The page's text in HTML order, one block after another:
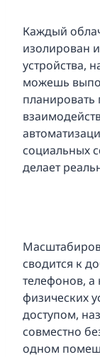
Каждый
изолирован
устройства,
можешь
планировать
социальных
делает
сводится к
телефонов, а
физических
доступом,
совместно
одном